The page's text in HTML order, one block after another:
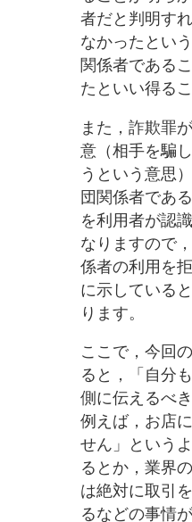
者だと判明す
なかったとい
関係者である
たといい得る
また，詐欺罪
意（相手を騙
うという意思
団関係者であ
を利用者が認
なりますので
係者の利用を
に示している
ります。
ここで，今回
ると，「自分
側に伝えるべ
例えば，お店
せん」という
るとか，業界
は絶対に取引
るなどの事情